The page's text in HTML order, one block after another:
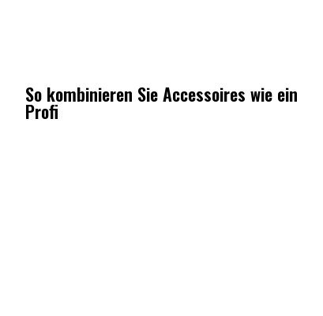
So kombinieren Sie Accessoires wie ein
Profi